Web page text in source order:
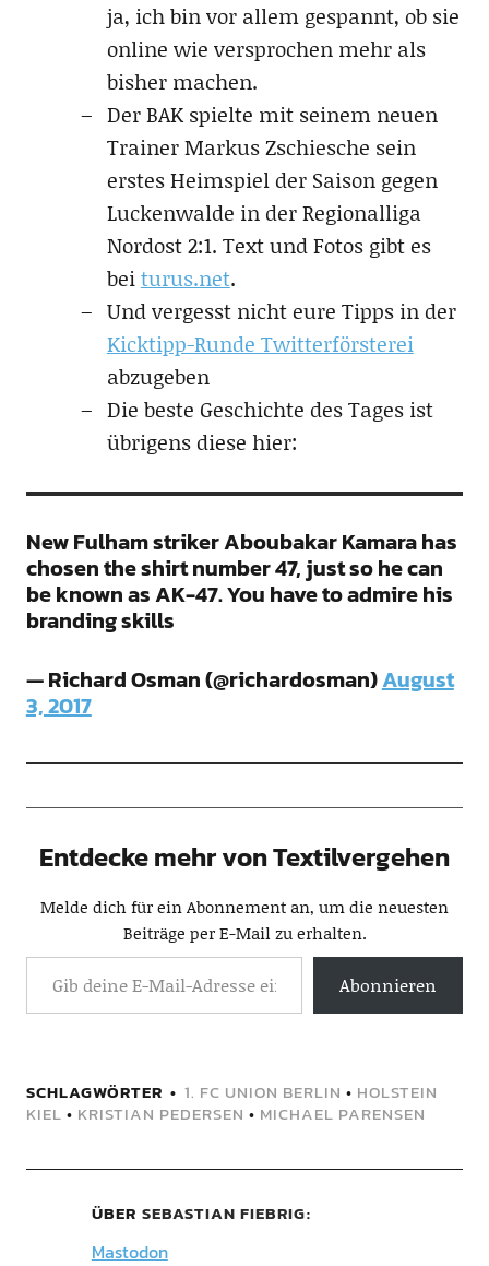
ja, ich bin vor allem gespannt, ob sie
online wie versprochen mehr als
bisher machen.
Der BAK spielte mit seinem neuen
Trainer Markus Zschiesche sein
erstes Heimspiel der Saison gegen
Luckenwalde in der Regionalliga
Nordost 2:1. Text und Fotos gibt es
beiturus.net.
Und vergesst nicht eure Tipps in der
Kicktipp-Runde Twitterförsterei
abzugeben
Die beste Geschichte des Tages ist
übrigens diese hier:
New Fulham striker Aboubakar Kamara has
chosen the shirt number 47, just so he can
be known as AK-47. You have to admire his
branding skills
— Richard Osman (@richardosman)August
3, 2017
Entdecke mehr von Textilvergehen
Melde dich für ein Abonnement an, um die neuesten
Beiträge per E-Mail zu erhalten.
Abonnieren
SCHLAGWÖRTER 1. FC UNION BERLIN • HOLSTEIN
KIEL • KRISTIAN PEDERSEN • MICHAEL PARENSEN
ÜBER SEBASTIAN FIEBRIG
Mastodon